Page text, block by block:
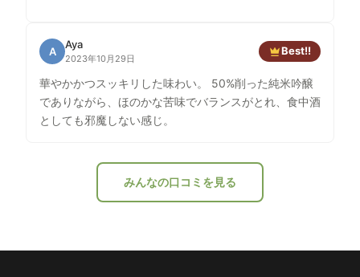
A
Aya
2023年10月29日
Best!!
華やかかつスッキリした味わい。 50%削った純米吟醸
でありながら、ほのかな苦味でバランスがとれ、食中酒
としても邪魔しない感じ。
みんなの口コミを見る